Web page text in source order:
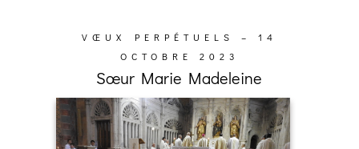
VŒUX PERPÉTUELS – 14
OCTOBRE 2023
Sœur Marie Madeleine